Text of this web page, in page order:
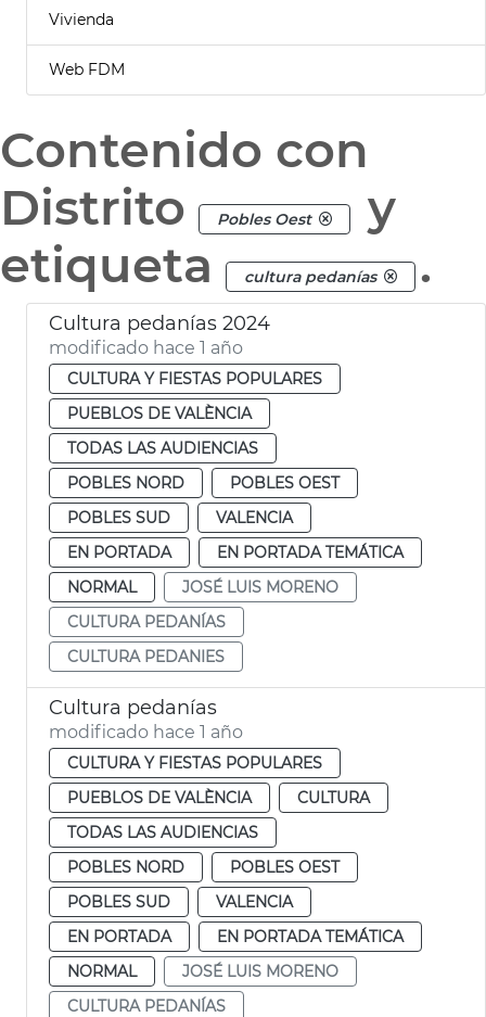
Vivienda
Web FDM
Contenido con
Distrito
Pobles Oest
y
etiqueta
cultura pedanías .
Cultura pedanías 2024
modificado hace 1 año
CULTURA Y FIESTAS POPULARES
PUEBLOS DE VALÈNCIA
TODAS LAS AUDIENCIAS
POBLES NORD
POBLES OEST
POBLES SUD
VALENCIA
EN PORTADA
EN PORTADA TEMÁTICA
NORMAL
JOSÉ LUIS MORENO
CULTURA PEDANÍAS
CULTURA PEDANIES
Cultura pedanías
modificado hace 1 año
CULTURA Y FIESTAS POPULARES
PUEBLOS DE VALÈNCIA
CULTURA
TODAS LAS AUDIENCIAS
POBLES NORD
POBLES OEST
POBLES SUD
VALENCIA
EN PORTADA
EN PORTADA TEMÁTICA
NORMAL
JOSÉ LUIS MORENO
CULTURA PEDANÍAS